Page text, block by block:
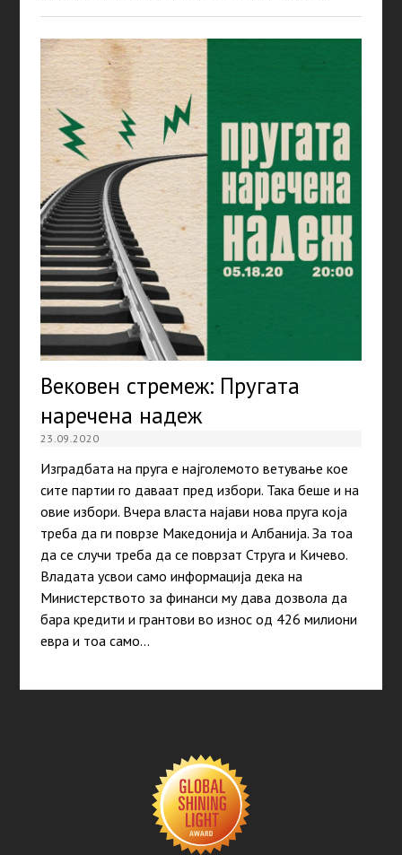
Вековен стремеж: Пругата
наречена надеж
23.09.2020
Изградбата на пруга е најголемото ветување кое
сите партии го даваат пред избори. Така беше и на
овие избори. Вчера власта најави нова пруга која
треба да ги поврзе Македонија и Албанија. За тоа
да се случи треба да се поврзат Струга и Кичево.
Владата усвои само информaција дека на
Министерството за финанси му дава дозвола да
бара кредити и грантови во износ од 426 милиони
евра и тоа само…